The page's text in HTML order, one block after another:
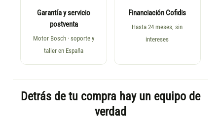
Garantía y servicio
postventa
Motor Bosch · soporte y
taller en España
Financiación Cofidis
Hasta 24 meses, sin
intereses
Detrás de tu compra hay un equipo de
verdad